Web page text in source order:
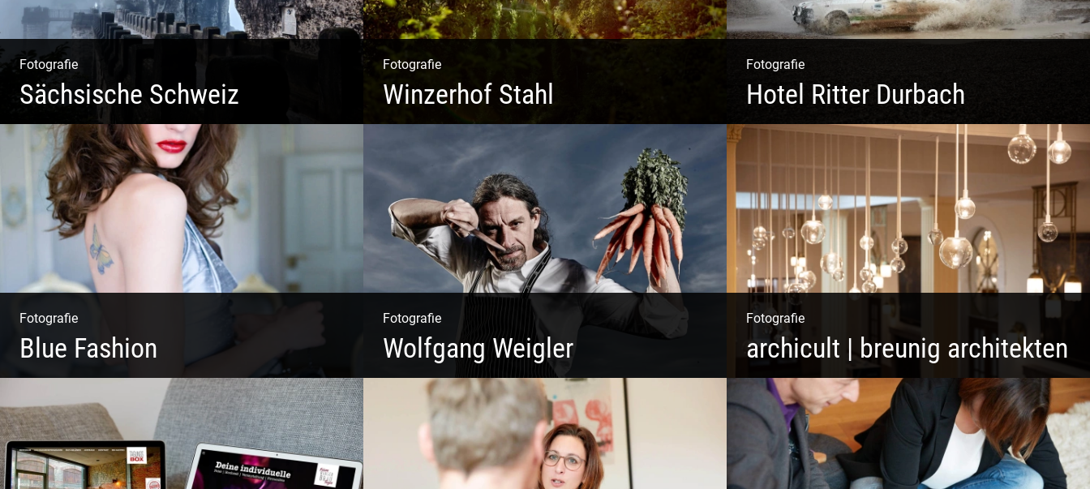
Fotografie
Sächsische Schweiz
Morgendliche Mystik im Elbsandsteingebirge
Fotografie
Winzerhof Stahl
Ganz neu durfte es werden. Alles. Fotos. Web. Shop.
Fotografie
Hotel Ritter Durbach
Matsch|Oldtimer|Männer|Spass
Fotografie
Blue Fashion
Blue Fashion
Fotografie
Wolfgang Weigler
W.U.F.O. Food Orbiter | Event Gastronomie | Catering
Service | Essen & Trinken
Fotografie
archicult | breunig architekten
Wasser im Fluss der Kurstadt